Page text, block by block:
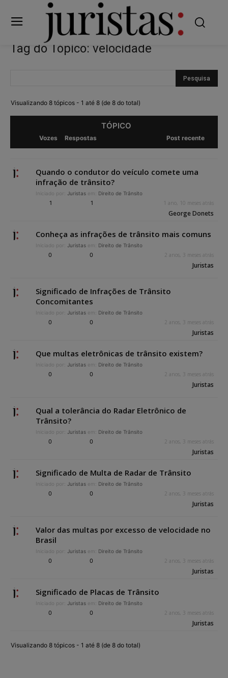
Tag do Tópico: velocidade
Visualizando 8 tópicos - 1 até 8 (de 8 do total)
TÓPICO
Vozes Respostas Post recente
Quando o condutor do veículo comete uma
infração de trânsito?
Iniciado por: Juristas em: Direito de Trânsito
1 1 1 ano, 10 meses atrás
George Donets
Conheça as infrações de trânsito mais comuns
Iniciado por: Juristas em: Direito de Trânsito
0 0 2 anos, 3 meses atrás
Juristas
Significado de Infrações de Trânsito
Concomitantes
Iniciado por: Juristas em: Direito de Trânsito
0 0 2 anos, 3 meses atrás
Juristas
Que multas eletrônicas de trânsito existem?
Iniciado por: Juristas em: Direito de Trânsito
0 0 2 anos, 3 meses atrás
Juristas
Qual a tolerância do Radar Eletrônico de
Trânsito?
Iniciado por: Juristas em: Direito de Trânsito
0 0 2 anos, 3 meses atrás
Juristas
Significado de Multa de Radar de Trânsito
Iniciado por: Juristas em: Direito de Trânsito
0 0 2 anos, 3 meses atrás
Juristas
Valor das multas por excesso de velocidade no
Brasil
Iniciado por: Juristas em: Direito de Trânsito
0 0 2 anos, 3 meses atrás
Juristas
Significado de Placas de Trânsito
Iniciado por: Juristas em: Direito de Trânsito
0 0 2 anos, 3 meses atrás
Juristas
Visualizando 8 tópicos - 1 até 8 (de 8 do total)